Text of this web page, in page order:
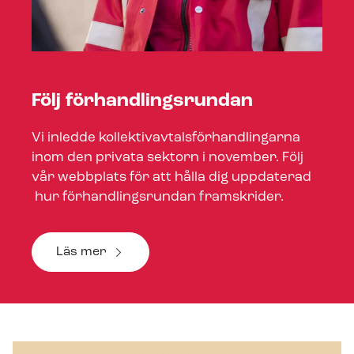
Följ för­hand­lings­run­dan
Vi inledde kol­lek­tivav­tals­för­hand­ling­ar­na
inom den privata sektorn i november. Följ
vår webbplats för att hålla dig uppdaterad
hur för­hand­lings­run­dan framskrider.
Läs mer